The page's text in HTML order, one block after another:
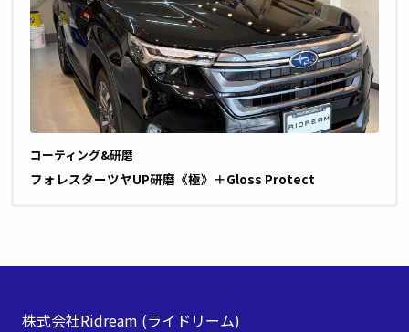
コーティング&研磨
フォレスターツヤUP研磨《極》＋Gloss Protect
株式会社Ridream (ライドリーム)